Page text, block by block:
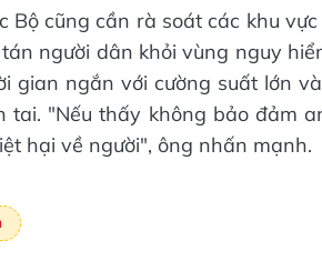
Bộ cũng cần rà soát các khu
người dân khỏi vùng nguy
gian ngắn với cường suất lớn
tai. "Nếu thấy không bảo đảm
hại về người", ông nhấn mạnh.